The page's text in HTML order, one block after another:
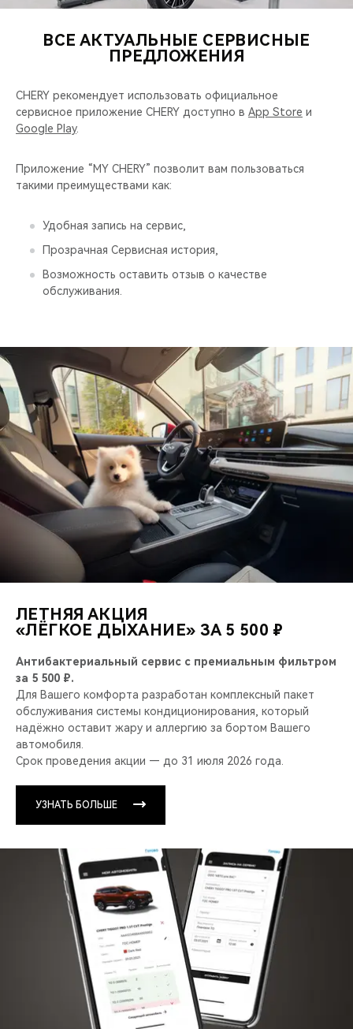
CHERY И СПОРТ
ВИДЕООБЗОРЫ
CHERY ДЛЯ ДЕТЕЙ
ВСЕ АКТУАЛЬНЫЕ СЕРВИСНЫЕ
ПРЕДЛОЖЕНИЯ
CHERY рекомендует использовать официальное
сервисное приложение CHERY доступно в App Store и
Google Play.
Приложение “MY CHERY” позволит вам пользоваться
такими преимуществами как:
Удобная запись на сервис,
Прозрачная Сервисная история,
Возможность оставить отзыв о качестве
обслуживания.
ЛЕТНЯЯ АКЦИЯ
«ЛЁГКОЕ ДЫХАНИЕ» ЗА 5 500 ₽
Антибактериальный сервис с премиальным фильтром
за 5 500 ₽.
Для Вашего комфорта разработан комплексный пакет
обслуживания системы кондиционирования, который
надёжно оставит жару и аллергию за бортом Вашего
автомобиля.
Срок проведения акции — до 31 июля 2026 года.
УЗНАТЬ БОЛЬШЕ